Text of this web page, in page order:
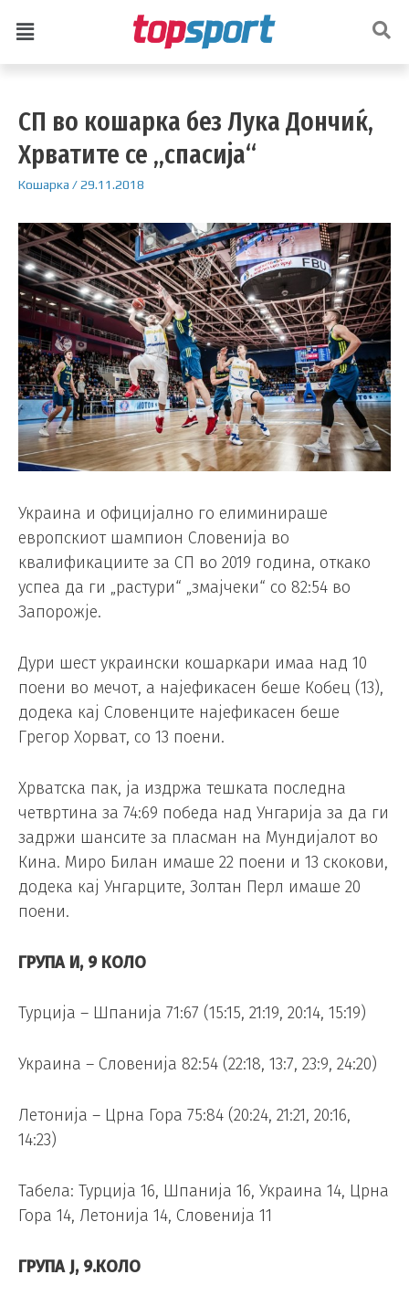
СП во кошарка без Лука Дончиќ,
Хрватите се „спасија“
Кошарка /29.11.2018
Украина и официјално го елиминираше
европскиот шампион Словенија во
квалификациите за СП во 2019 година, откако
успеа да ги „растури“ „змајчеки“ со 82:54 во
Запорожје.
Дури шест украински кошаркари имаа над 10
поени во мечот, а најефикасен беше Кобец (13),
додека кај Словенците најефикасен беше
Грегор Хорват, со 13 поени.
Хрватска пак, ја издржа тешката последна
четвртина за 74:69 победа над Унгарија за да ги
задржи шансите за пласман на Мундијалот во
Кина. Миро Билан имаше 22 поени и 13 скокови,
додека кај Унгарците, Золтан Перл имаше 20
поени.
ГРУПА И, 9 КОЛО
Турција – Шпанија 71:67 (15:15, 21:19, 20:14, 15:19)
Украина – Словенија 82:54 (22:18, 13:7, 23:9, 24:20)
Летонија – Црна Гора 75:84 (20:24, 21:21, 20:16,
14:23)
Табела: Турција 16, Шпанија 16, Украина 14, Црна
Гора 14, Летонија 14, Словенија 11
ГРУПА Ј, 9.КОЛО